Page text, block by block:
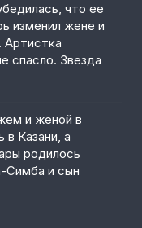
что ее
изменил жене и
Артистка
спасло. Звезда
и женой в
в Казани, а
родилось
Симба и сын